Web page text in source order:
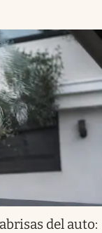
del auto: